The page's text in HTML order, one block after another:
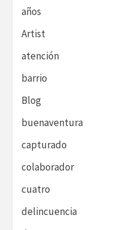
años
Artist
atención
barrio
Blog
buenaventura
capturado
colaborador
cuatro
delincuencia